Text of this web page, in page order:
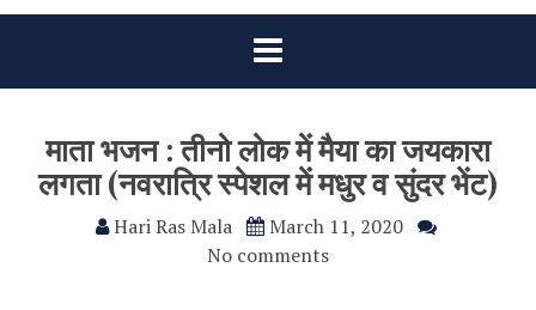
माता भजन : तीनो लोक में मैया का जयकारा
लगता (नवरात्रि स्पेशल में मधुर व सुंदर भेंट)
Hari Ras Mala
March 11, 2020
No comments